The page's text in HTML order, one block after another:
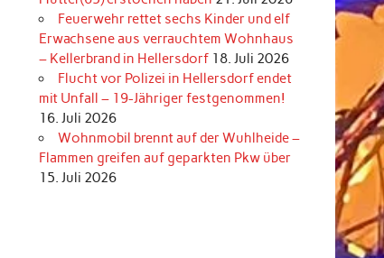
Feuerwehr rettet sechs Kinder und elf
Erwachsene aus verrauchtem Wohnhaus
– Kellerbrand in Hellersdorf 18. Juli 2026
Flucht vor Polizei in Hellersdorf endet
mit Unfall – 19-Jähriger festgenommen!
16. Juli 2026
Wohnmobil brennt auf der Wuhlheide –
Flammen greifen auf geparkten Pkw über
15. Juli 2026